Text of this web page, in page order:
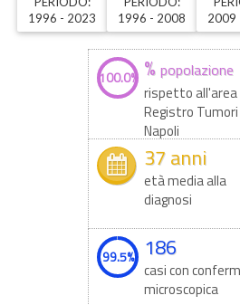
1996 - 2023
1996 - 2008
2009
100.0% % popolazione
rispetto all'area
Registro Tumori
Napoli
37 anni
età media alla
diagnosi
99.5% 186
casi con
microscopica